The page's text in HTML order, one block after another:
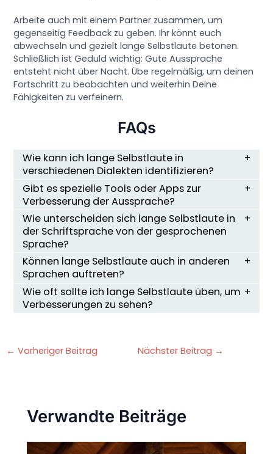
Arbeite auch mit einem Partner zusammen, um
gegenseitig Feedback zu geben. Ihr könnt euch
abwechseln und gezielt lange Selbstlaute betonen.
Schließlich ist Geduld wichtig: Gute Aussprache
entsteht nicht über Nacht. Übe regelmäßig, um deinen
Fortschritt zu beobachten und weiterhin Deine
Fähigkeiten zu verfeinern.
FAQs
Wie kann ich lange Selbstlaute in
verschiedenen Dialekten identifizieren?
Gibt es spezielle Tools oder Apps zur
Verbesserung der Aussprache?
Wie unterscheiden sich lange Selbstlaute in
der Schriftsprache von der gesprochenen
Sprache?
Können lange Selbstlaute auch in anderen
Sprachen auftreten?
Wie oft sollte ich lange Selbstlaute üben, um
Verbesserungen zu sehen?
← Vorheriger Beitrag Nächster Beitrag →
Verwandte Beiträge